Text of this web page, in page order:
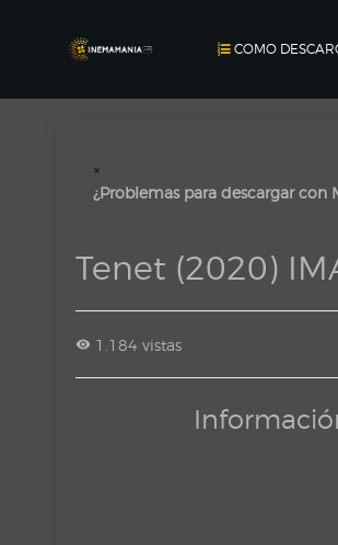
COMO
×
¿Problemas para descargar con
Tenet (2020)
1.184 vistas